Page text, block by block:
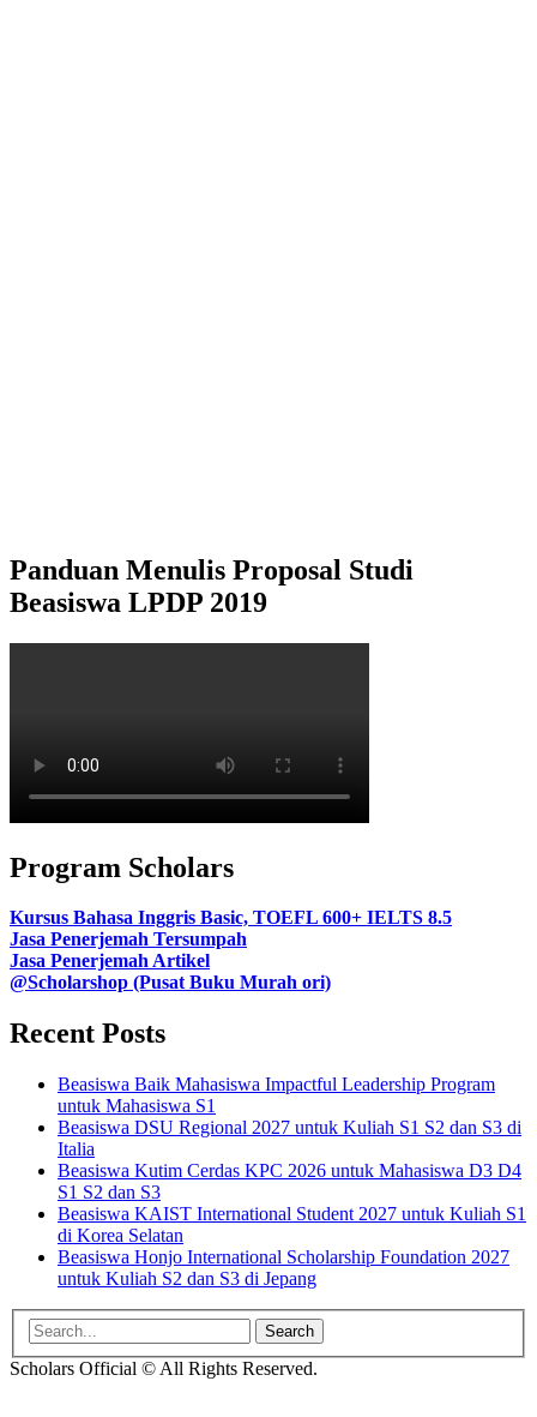
Panduan Menulis Proposal Studi
Beasiswa LPDP 2019
Program Scholars
Kursus Bahasa Inggris Basic, TOEFL 600+ IELTS 8.5
Jasa Penerjemah Tersumpah
Jasa Penerjemah Artikel
@Scholarshop (Pusat Buku Murah ori)
Recent Posts
Beasiswa Baik Mahasiswa Impactful Leadership Program
untuk Mahasiswa S1
Beasiswa DSU Regional 2027 untuk Kuliah S1 S2 dan S3 di
Italia
Beasiswa Kutim Cerdas KPC 2026 untuk Mahasiswa D3 D4
S1 S2 dan S3
Beasiswa KAIST International Student 2027 untuk Kuliah S1
di Korea Selatan
Beasiswa Honjo International Scholarship Foundation 2027
untuk Kuliah S2 dan S3 di Jepang
Search
for:
Scholars Official © All Rights Reserved.